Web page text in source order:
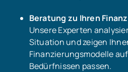
Beratung zu Ihren
Unsere Experten
Situation und zeigen
Finanzierungsmodelle
Bedürfnissen passen.